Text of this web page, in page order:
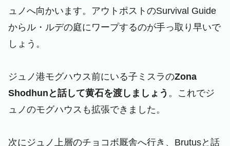
ュノへ向かいます。アウトポストのSurvival Guide
からル・ルデの庭にワープするのが手っ取り早いで
しょう。
ジュノ港モグハウス前にいる子ミスラのZona
Shodhunと話して黄石を渡しましょう 。これでジ
ュノのモグハウスも拡張できました。
次にジュノ上層のチョコボ厩舎へ行き、Brutusと話